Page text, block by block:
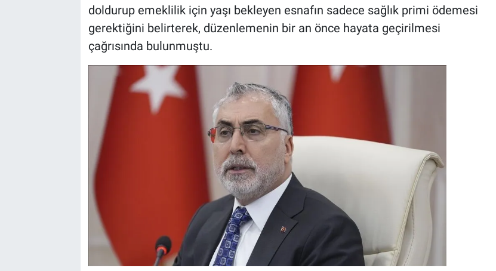
doldurup emeklilik için yaşı bekleyen esnafın sadece sağlık primi ödemesi
gerektiğini belirterek, düzenlemenin bir an önce hayata geçirilmesi
çağrısında bulunmuştu.